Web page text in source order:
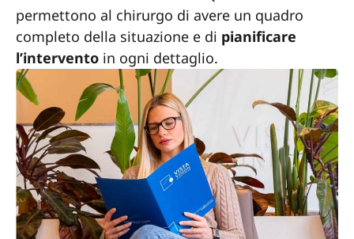
permettono al chirurgo di avere un quadro
completo della situazione e di pianificare
l’intervento in ogni dettaglio.